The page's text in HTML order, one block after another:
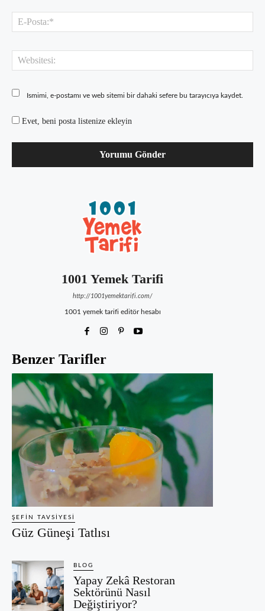
Ismimi, e-postamı ve web sitemi bir dahaki sefere bu tarayıcıya kaydet.
Evet, beni posta listenize ekleyin
1001 Yemek Tarifi
http://1001yemektarifi.com/
1001 yemek tarifi editör hesabı
Benzer Tarifler
ŞEFIN TAVSIYESI
Güz Güneşi Tatlısı
BLOG
Yapay Zekâ Restoran
Sektörünü Nasıl
Değiştiriyor?